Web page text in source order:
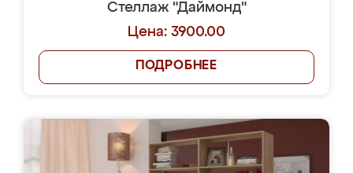
Стеллаж "Даймонд"
Цена: 3900.00
ПОДРОБНЕЕ